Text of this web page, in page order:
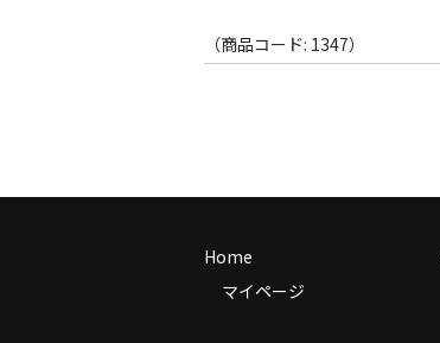
（商品コード: 1347）
Home
マイページ